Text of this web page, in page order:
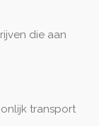
die aan
transport